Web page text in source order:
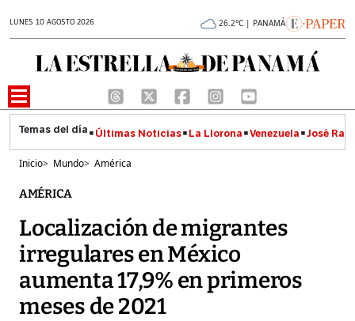
LUNES 10 AGOSTO 2026 26.2°C | PANAMÁ
Últimas Noticias La Llorona Venezuela José
Inicio> Mundo> América
AMÉRICA
Localización de migrantes
irregulares en México
aumenta 17,9% en primeros
meses de 2021